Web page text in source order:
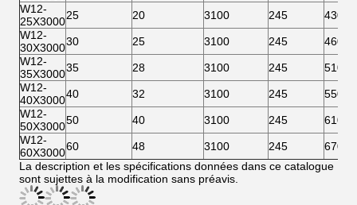
W12-
25X300025 20 3100 245
430
W12-
30X300030 25 3100 245
460
W12-
35X300035 28 3100 245
510
W12-
40X300040 32 3100 245
550
W12-
50X300050 40 3100 245
610
W12-
60X300060 48 3100 245
670
La description et les spécifications données dans ce catalogue
sont sujettes à la modification sans préavis.